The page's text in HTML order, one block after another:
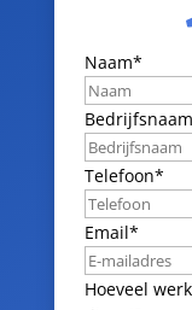
Naam*
Bedrijfsnaam
Telefoon*
Email*
Hoeveel